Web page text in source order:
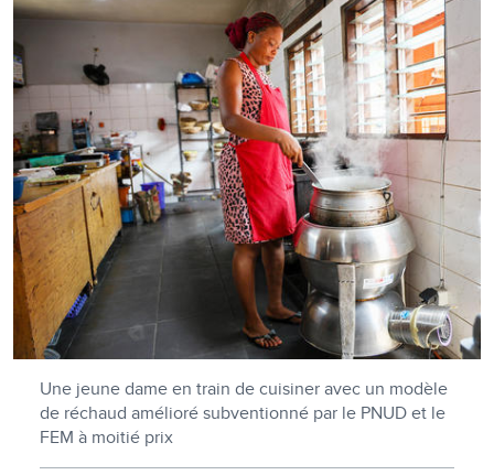
Une jeune dame en train de cuisiner avec un modèle
de réchaud amélioré subventionné par le PNUD et le
FEM à moitié prix